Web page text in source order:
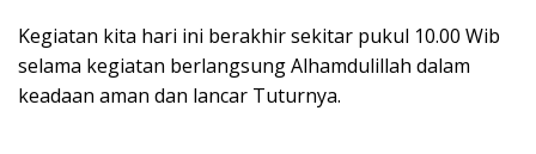
Kegiatan kita hari ini berakhir sekitar pukul 10.00 Wib
selama kegiatan berlangsung Alhamdulillah dalam
keadaan aman dan lancar Tuturnya.